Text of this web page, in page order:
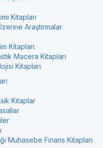
Kitapları
Araştırmalar
Kitapları
Macera Kitapları
Kitapları
Kitaplar
Muhasebe Finans Kitapları